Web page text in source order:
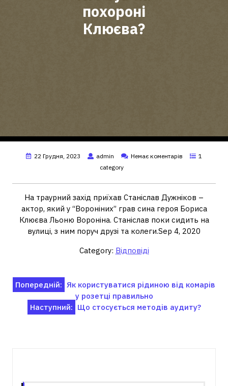
похороні
Клюєва?
22 Грудня, 2023 admin Немає коментарів
1
category
На траурний захід приїхав Станіслав Дужніков –
актор, який у “Вороніних” грав сина героя Бориса
Клюєва Льоню Вороніна. Станіслав поки сидить на
вулиці, з ним поруч друзі та колеги.Sep 4, 2020
Category: Відповіді
Навігація
записів
Попередній: Як користуватися рідиною від комарів
у розетці правильно
Наступний: Що стосується методів аудиту?